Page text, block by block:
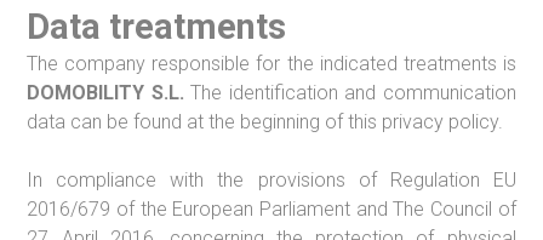
Data treatments
The company responsible for the indicated treatments is
DOMOBILITY S.L. The identification and communication
data can be found at the beginning of this privacy policy.
In compliance with the provisions of Regulation EU
2016/679 of the European Parliament and The Council of